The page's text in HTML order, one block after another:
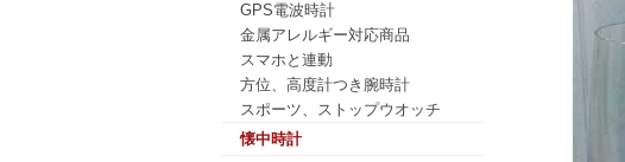
GPS電波時計
金属アレルギー対応商品
スマホと連動
方位、高度計つき腕時計
スポーツ、ストップウオッチ
懐中時計